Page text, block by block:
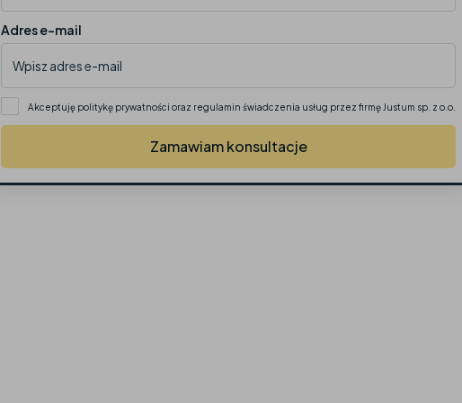
Adres e-mail
Akceptuję politykę prywatności oraz regulamin świadczenia usług przez firmę Justum sp. z o.o.